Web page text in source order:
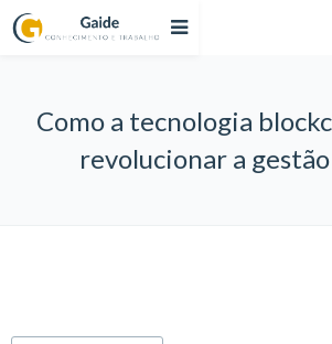
Como a tecnologia
revolucionar a